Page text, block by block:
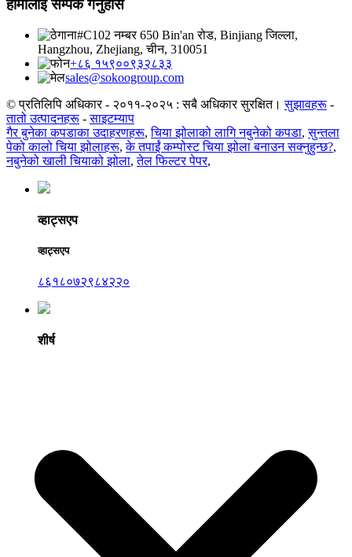
हामीलाई सम्पर्क गर्नुहोस
#C102 नम्बर 650 Bin'an रोड, Binjiang जिल्ला,
Hangzhou, Zhejiang, चीन, 310051
+८६ १५९००९३२८३३
sales@sokoogroup.com
© प्रतिलिपि अधिकार - २०११-२०२५ : सबै अधिकार सुरक्षित। सुझावहरू -
तातो उत्पादनहरू -साइटम्याप
गैर बुनेका कपडाका उदाहरणहरू,चिया झोलाको लागि नबुनेको कपडा,सुन्तला
पेको कालो चिया झोलाहरू,के तपाईं कम्पोस्ट चिया झोला बनाउन सक्नुहुन्छ?,
नबुनेको खाली चियाको झोला,तेल फिल्टर पेपर,
व्हाट्सएप
व्हाट्सएप
८६१८०७२९८४२२०
शीर्ष